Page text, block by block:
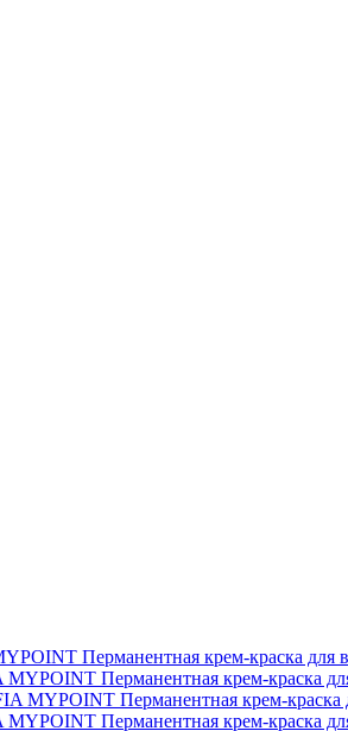
Перманентная крем-краска для
MYPOINT Перманентная крем-краска
MYPOINT Перманентная крем-краска
MYPOINT Перманентная крем-краска